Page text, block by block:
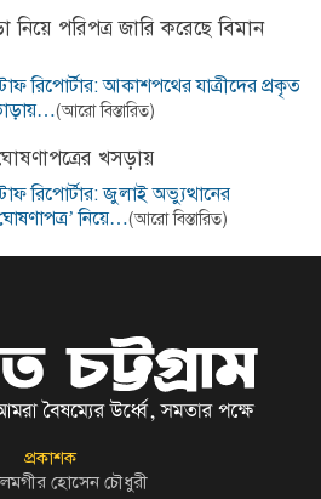
পরিপত্র জারি করেছে বিমান
রিপোর্টার: আকাশপথের যাত্রীদের প্রকৃত
(আরো বিস্তারিত)
খসড়ায়
রিপোর্টার: জুলাই অভ্যুত্থানের
নিয়ে…(আরো বিস্তারিত)
প্রকাশক
হোসেন চৌধুরী